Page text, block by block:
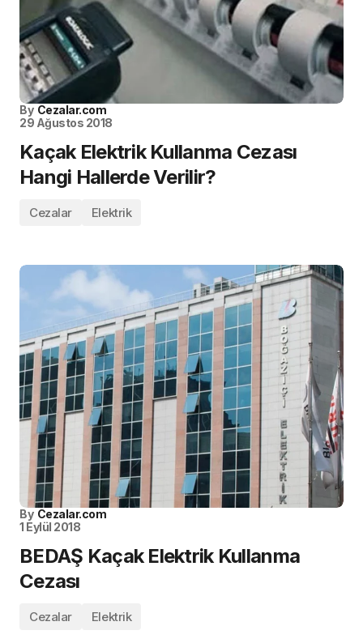
By Cezalar.com
29 Ağustos 2018
Kaçak Elektrik Kullanma Cezası
Hangi Hallerde Verilir?
Cezalar Elektrik
By Cezalar.com
1 Eylül 2018
BEDAŞ Kaçak Elektrik Kullanma
Cezası
Cezalar Elektrik